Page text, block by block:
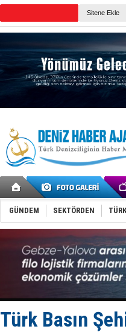
Sitene Ekle
GÜNDEM SEKTÖRDEN
Türk Basın